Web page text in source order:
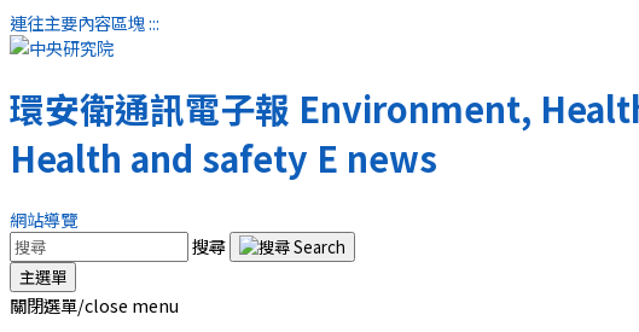
連往主要內容區塊:::
環安衛通訊電子報 Environment,
Health and safety E news
網站導覽
搜尋
主選單
關閉選單/close menu